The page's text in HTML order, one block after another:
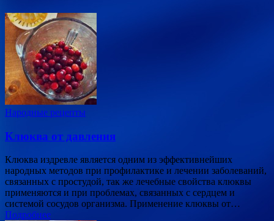
Народные рецепты
Клюква от давления
Клюква издревле является одним из эффективнейших
народных методов при профилактике и лечении заболеваний,
связанных с простудой, так же лечебные свойства клюквы
применяются и при проблемах, связанных с сердцем и
системой сосудов организма. Применение клюквы от…
Подробнее